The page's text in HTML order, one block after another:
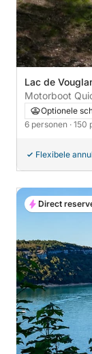
Lac de
Optionele
6 personen · 150
Flexibele
Direct